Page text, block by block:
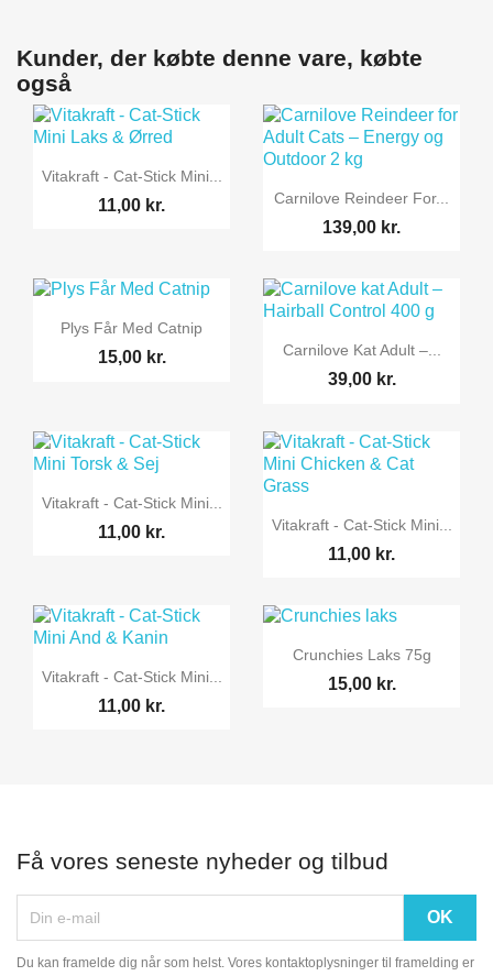
Kunder, der købte denne vare, købte
også
 Vis her
Vitakraft - Cat-Stick Mini...
11,00 kr.  Vis her
Carnilove Reindeer For...
139,00 kr.
 Vis her
Plys Får Med Catnip
15,00 kr.  Vis her
Carnilove Kat Adult –...
39,00 kr.
 Vis her
Vitakraft - Cat-Stick Mini...
11,00 kr.  Vis her
Vitakraft - Cat-Stick Mini...
11,00 kr.
 Vis her
Vitakraft - Cat-Stick Mini...
11,00 kr.
 Vis her
Crunchies Laks 75g
15,00 kr.
Få vores seneste nyheder og tilbud
Du kan framelde dig når som helst. Vores kontaktoplysninger til framelding er